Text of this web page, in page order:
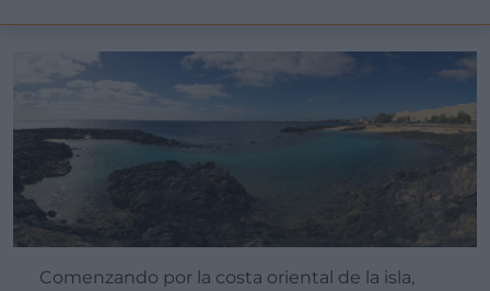
Comenzando por la costa oriental de la isla,